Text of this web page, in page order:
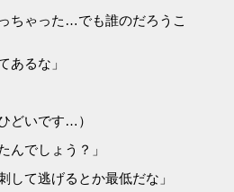
ちゃった…でも誰のだろうこ
あるな」
どいです…）
んでしょう？」
して逃げるとか最低だな」